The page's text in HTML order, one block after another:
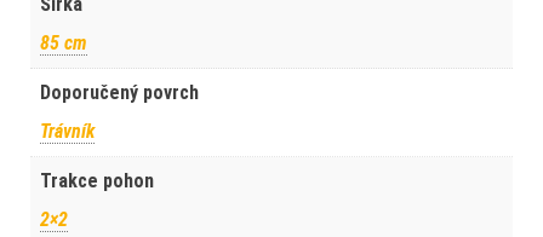
85 cm
Doporučený povrch
Trávník
Trakce pohon
2×2